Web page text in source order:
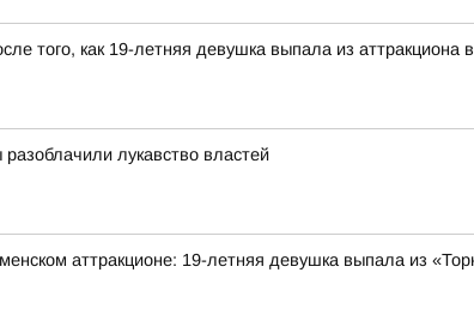
того, как 19-летняя девушка выпала из аттракциона
лукавство властей
аттракционе: 19-летняя девушка выпала из